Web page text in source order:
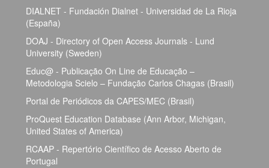
DIALNET - Fundación Dialnet - Universidad de La Rioja
(España)
DOAJ - Directory of Open Access Journals - Lund
University (Sweden)
Educ@ - Publicação On Line de Educação –
Metodologia Scielo – Fundação Carlos Chagas (Brasil)
Portal de Periódicos da CAPES/MEC (Brasil)
ProQuest Education Database (Ann Arbor, Michigan,
United States of America)
RCAAP - Repertório Científico de Acesso Aberto de
Portugal